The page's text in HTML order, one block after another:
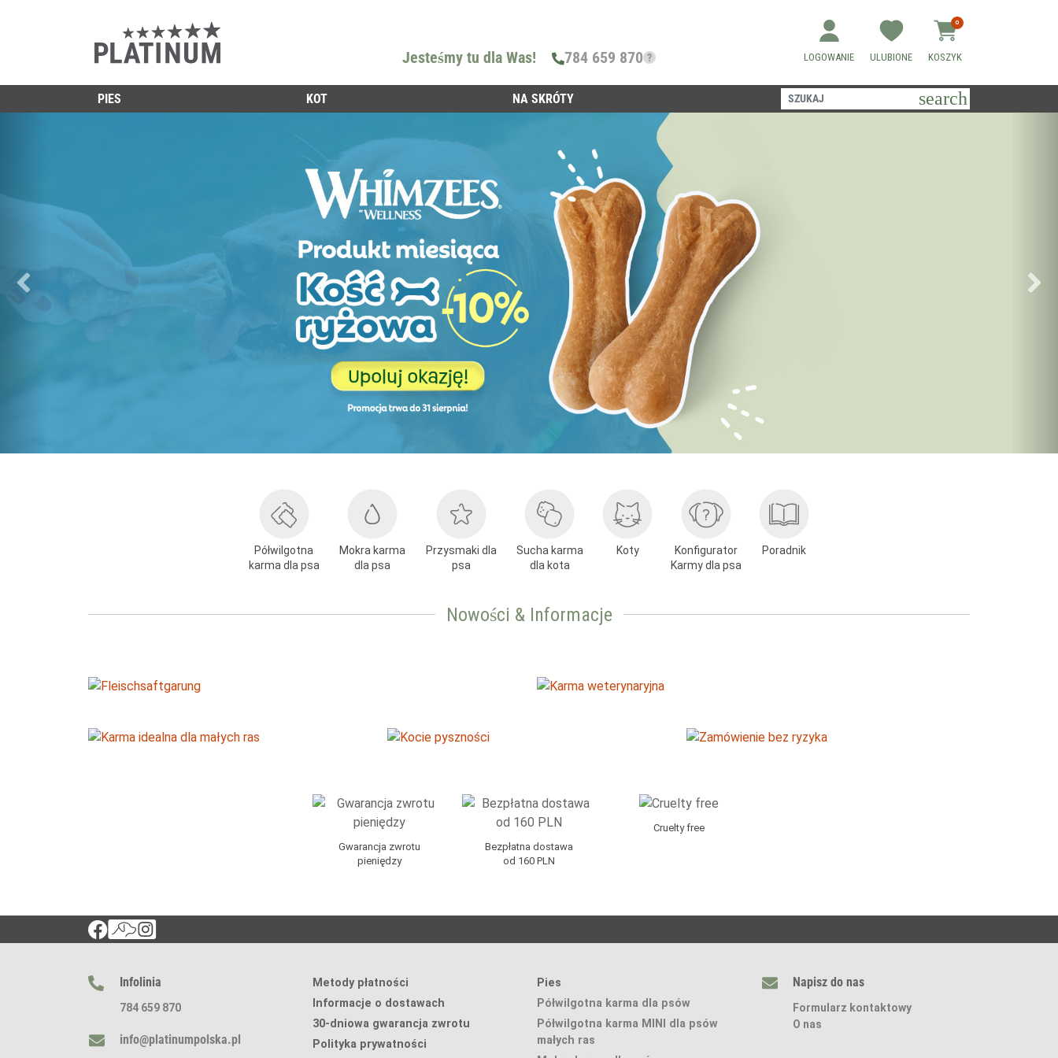
Jesteśmy tu dla Was! 784 659 870 ? LOGOWANIE ULUBIONE KOSZYK
0
PIES KOT NA SKRÓTY search
Półwilgotna
karma dla psa
Mokra karma
dla psa
Przysmaki dla
psa
Sucha karma
dla kota
Koty
Konfigurator
Karmy dla psa
Poradnik
Nowości & Informacje
Gwarancja zwrotu
pieniędzy
Bezpłatna dostawa
od 160 PLN
Cruelty free
Infolinia
784 659 870
info@platinumpolska.pl
Metody płatności
Informacje o dostawach
30-dniowa gwarancja zwrotu
Polityka prywatności
Pies
Półwilgotna karma dla psów
Półwilgotna karma MINI dla psów
małych ras
Napisz do nas
Formularz kontaktowy
O nas